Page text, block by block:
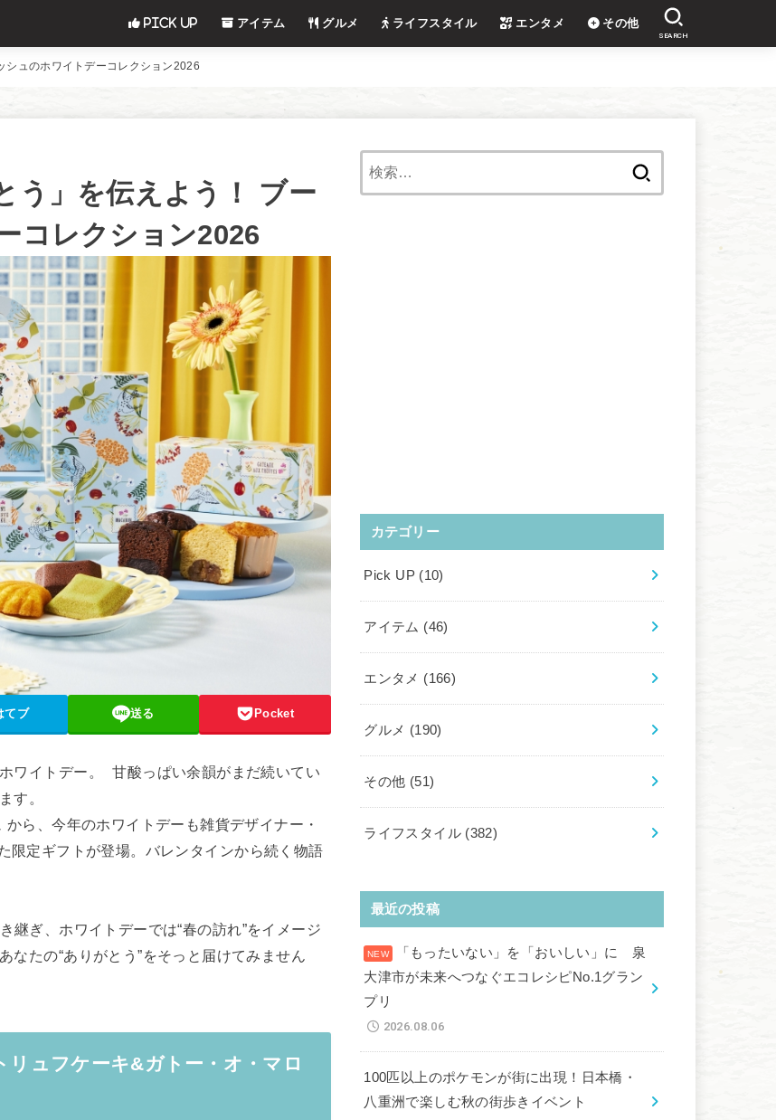
Pick UP アイテム グルメ ライフスタイル エンタメ その他
SEARCH
シュのホワイトデーコレクション2026
う」を伝えよう！ ブー
コレクション2026
てブ 送る Pocket
ワイトデー。 甘酸っぱい余韻がまだ続いてい
す。
ら、今年のホワイトデーも雑貨デザイナー・
定ギフトが登場。バレンタインから続く物語
ぎ、ホワイトデーでは“春の訪れ”をイメージ
なたの“ありがとう”をそっと届けてみません
ュフケーキ&ガトー・オ・マロ
カテゴリー
Pick UP (10)
アイテム (46)
エンタメ (166)
グルメ (190)
その他 (51)
ライフスタイル (382)
最近の投稿
「もったいない」を「おいしい」に 泉
大津市が未来へつなぐエコレシピNo.1グラン
プリ
2026.08.06
100匹以上のポケモンが街に出現！日本橋・
八重洲で楽しむ秋の街歩きイベント